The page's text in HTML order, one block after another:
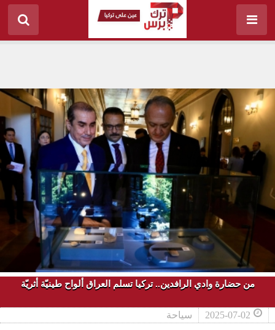
من حضارة وادي الرافدين.. تركيا تسلم العراق ألواح طينيّة أثريّة
2025-07-02 سياحة